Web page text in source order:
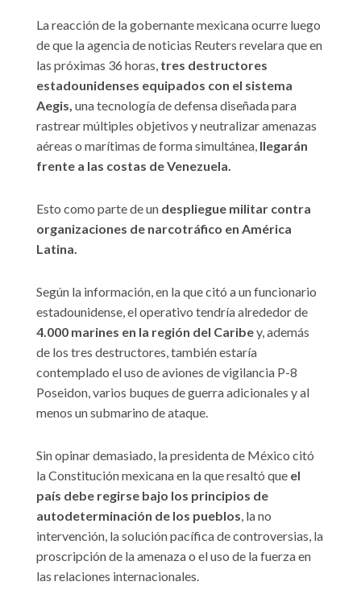
La reacción de la gobernante mexicana ocurre luego
de que la agencia de noticias Reuters revelara que en
las próximas 36 horas, tres destructores
estadounidenses equipados con el sistema
Aegis, una tecnología de defensa diseñada para
rastrear múltiples objetivos y neutralizar amenazas
aéreas o marítimas de forma simultánea, llegarán
frente a las costas de Venezuela.
Esto como parte de un despliegue militar contra
organizaciones de narcotráfico en América
Latina.
Según la información, en la que citó a un funcionario
estadounidense, el operativo tendría alrededor de
4.000 marines en la región del Caribey, además
de los tres destructores, también estaría
contemplado el uso de aviones de vigilancia P-8
Poseidon, varios buques de guerra adicionales y al
menos un submarino de ataque.
Sin opinar demasiado, la presidenta de México citó
la Constitución mexicana en la que resaltó que el
país debe regirse bajo los principios de
autodeterminación de los pueblos, la no
intervención, la solución pacífica de controversias, la
proscripción de la amenaza o el uso de la fuerza en
las relaciones internacionales.